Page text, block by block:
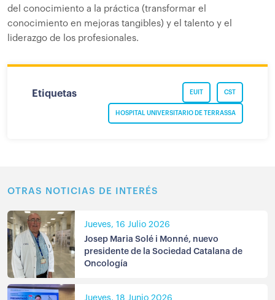
del conocimiento a la práctica (transformar el
conocimiento en mejoras tangibles) y el talento y el
liderazgo de los profesionales.
Etiquetas CST
EUIT
HOSPITAL UNIVERSITARIO DE TERRASSA
OTRAS NOTICIAS DE INTERÉS
Jueves, 16 Julio 2026
Josep Maria Solé i Monné, nuevo
presidente de la Sociedad Catalana de
Oncología
Jueves, 18 Junio 2026